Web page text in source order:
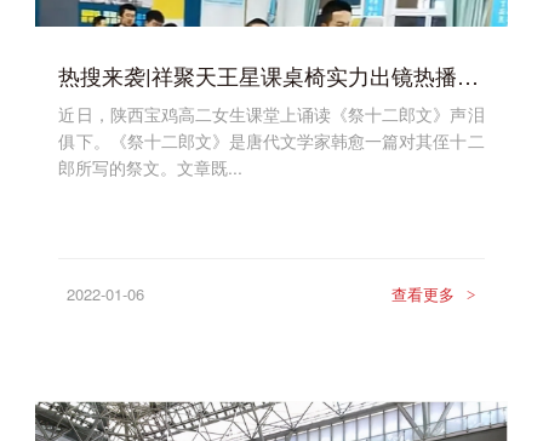
热搜来袭|祥聚天王星课桌椅实力出镜热播视频，只因高二女生诵读《祭十二郎文》声泪俱下
近日，陕西宝鸡高二女生课堂上诵读《祭十二郎文》声泪
俱下。《祭十二郎文》是唐代文学家韩愈一篇对其侄十二
郎所写的祭文。文章既...
2022-01-06 查看更多 >